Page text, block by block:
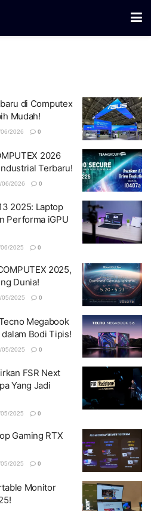
di Computex
Mudah!
2026 0
2026
Terbaru!
06/2026 0
2025: Laptop
Performa iGPU
2025 0
2025,
Dunia!
05/2025 0
Megabook
Bodi Tipis!
05/2025 0
FSR Next
Yang Jadi
2025 0
Gaming RTX
2025 0
Monitor